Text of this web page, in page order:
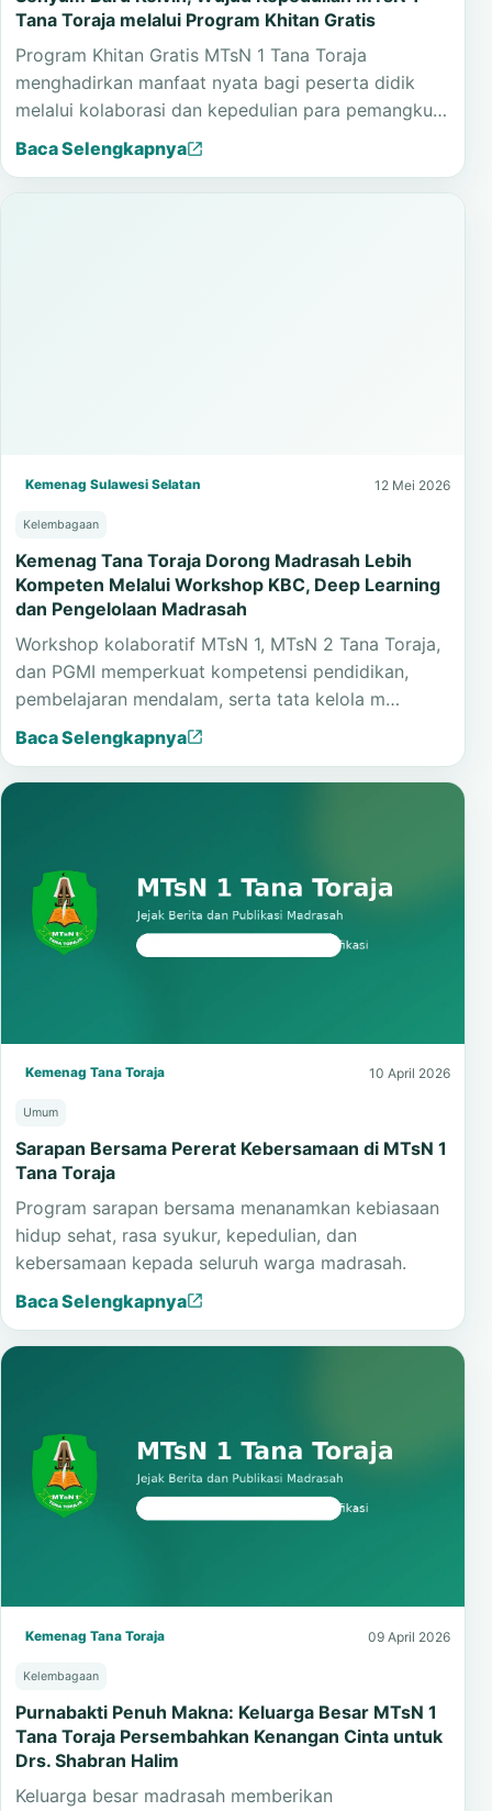
Tana Toraja melalui Program Khitan Gratis
Program Khitan Gratis MTsN 1 Tana Toraja
menghadirkan manfaat nyata bagi peserta didik
melalui kolaborasi dan kepedulian para pemangku…
Baca Selengkapnya
Kemenag Sulawesi Selatan 12 Mei 2026
Kelembagaan
Kemenag Tana Toraja Dorong Madrasah Lebih
Kompeten Melalui Workshop KBC, Deep Learning
dan Pengelolaan Madrasah
Workshop kolaboratif MTsN 1, MTsN 2 Tana Toraja,
dan PGMI memperkuat kompetensi pendidikan,
pembelajaran mendalam, serta tata kelola m…
Baca Selengkapnya
Kemenag Tana Toraja 10 April 2026
Umum
Sarapan Bersama Pererat Kebersamaan di MTsN 1
Tana Toraja
Program sarapan bersama menanamkan kebiasaan
hidup sehat, rasa syukur, kepedulian, dan
kebersamaan kepada seluruh warga madrasah.
Baca Selengkapnya
Kemenag Tana Toraja 09 April 2026
Kelembagaan
Purnabakti Penuh Makna: Keluarga Besar MTsN 1
Tana Toraja Persembahkan Kenangan Cinta untuk
Drs. Shabran Halim
Keluarga besar madrasah memberikan